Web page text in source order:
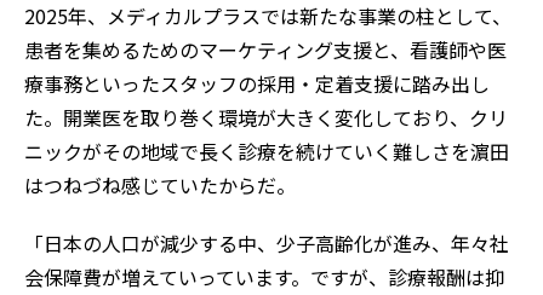
2025年、メディカルプラスでは新たな事業の柱として、
患者を集めるためのマーケティング支援と、看護師や医
療事務といったスタッフの採用・定着支援に踏み出し
た。開業医を取り巻く環境が大きく変化しており、クリ
ニックがその地域で長く診療を続けていく難しさを濵田
はつねづね感じていたからだ。
「日本の人口が減少する中、少子高齢化が進み、年々社
会保障費が増えていっています。ですが、診療報酬は抑